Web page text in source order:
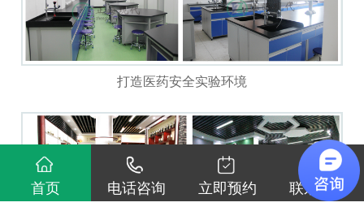
打造医药安全实验环境
首页 电话咨询 立即预约 联系我们